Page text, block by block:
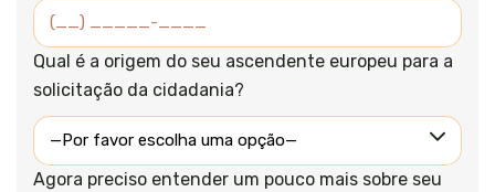
Qual é a origem do seu ascendente europeu para a
solicitação da cidadania?
Agora preciso entender um pouco mais sobre seu